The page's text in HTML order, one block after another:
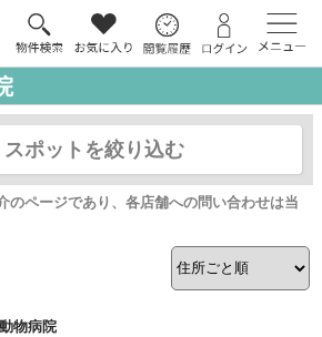
スポットを絞り込む
のページであり、各店舗への問い合わせは当
物病院